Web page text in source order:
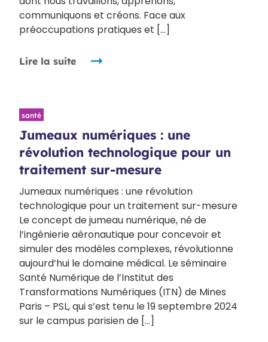
communiquons et créons. Face aux
préoccupations pratiques et […]
Lire la suite
santé
Jumeaux numériques : une
révolution technologique pour un
traitement sur-mesure
Jumeaux numériques : une révolution
technologique pour un traitement sur-mesure
Le concept de jumeau numérique, né de
l’ingénierie aéronautique pour concevoir et
simuler des modèles complexes, révolutionne
aujourd’hui le domaine médical. Le séminaire
Santé Numérique de l’Institut des
Transformations Numériques (ITN) de Mines
Paris – PSL, qui s’est tenu le 19 septembre 2024
sur le campus parisien de […]